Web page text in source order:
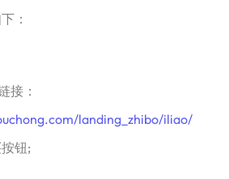
：
接：
landing_zhibo/iliao/
钮;